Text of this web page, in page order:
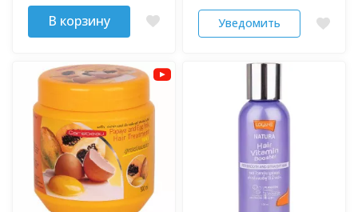
В корзину Уведомить